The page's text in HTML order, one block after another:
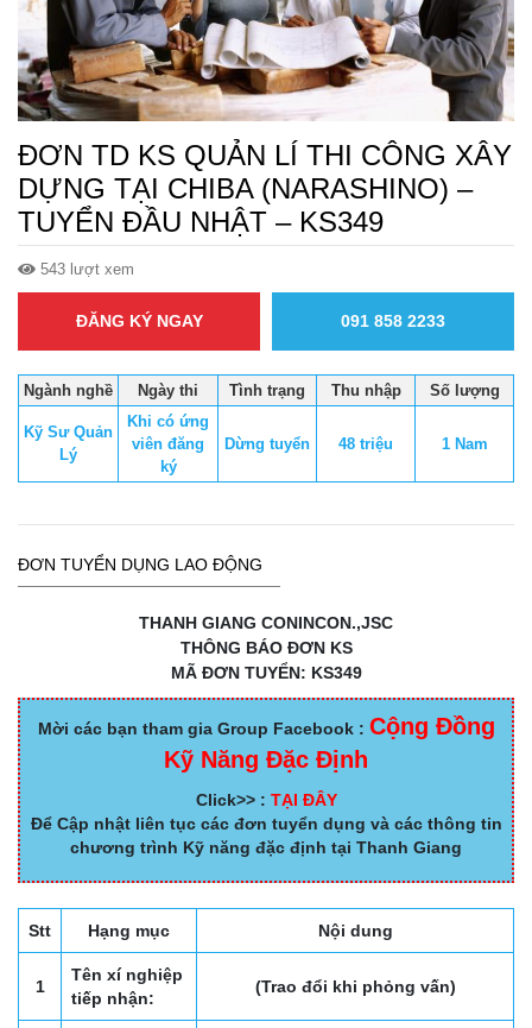
ĐƠN TD KS QUẢN LÍ THI CÔNG XÂY
DỰNG TẠI CHIBA (NARASHINO) –
TUYỂN ĐẦU NHẬT – KS349
543 lượt xem
ĐĂNG KÝ NGAY 091 858 2233
Ngành nghề Ngày thi Tình trạng Thu nhập Số lượng
Kỹ Sư Quản
Lý
Khi có ứng
viên đăng
ký
Dừng tuyển 48 triệu 1 Nam
ĐƠN TUYỂN DỤNG LAO ĐỘNG
THANH GIANG CONINCON.,JSC
THÔNG BÁO ĐƠN KS
MÃ ĐƠN TUYỂN: KS349
Mời các bạn tham gia Group Facebook : Cộng Đồng
Kỹ Năng Đặc Định
Click>> : TẠI ĐÂY
Để Cập nhật liên tục các đơn tuyển dụng và các thông tin
chương trình Kỹ năng đặc định tại Thanh Giang
Stt Hạng mục Nội dung
1
Tên xí nghiệp
tiếp nhận:
(Trao đổi khi phỏng vấn)